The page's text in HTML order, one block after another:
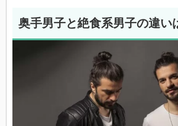
奥手男子と絶食系男子の違い